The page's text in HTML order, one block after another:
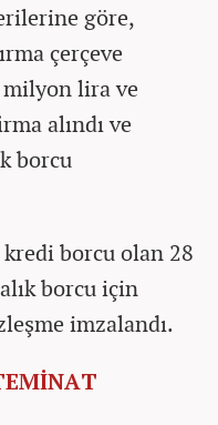
göre,
çerçeve
milyon lira ve
alındı ve
borcu
borcu olan 28
borcu için
imzalandı.